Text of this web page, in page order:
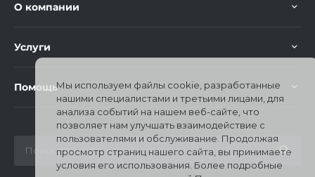
О компании
Услуги
ПомощьМы используем файлы cookie, разработанные
нашими специалистами и третьими лицами, для
анализа событий на нашем веб-сайте, что
позволяет нам улучшать взаимодействие с
пользователями и обслуживание. Продолжая
просмотр страниц нашего сайта, вы принимаете
условия его использования. Более подробные